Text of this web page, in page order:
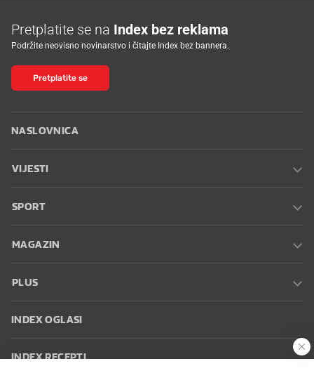
Pretplatite se na Index bez reklama
Podržite neovisno novinarstvo i čitajte Index bez bannera.
Pretplatite se
NASLOVNICA
VIJESTI
SPORT
MAGAZIN
PLUS
INDEX OGLASI
INDEX RECEPTI